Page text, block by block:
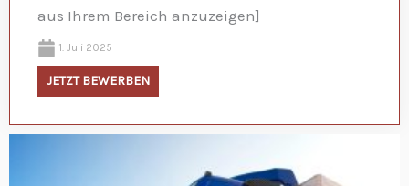
aus Ihrem Bereich anzuzeigen]
1. Juli 2025
JETZT BEWERBEN